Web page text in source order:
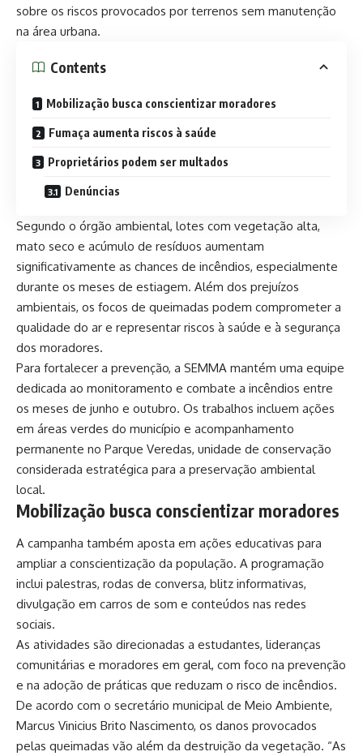
sobre os riscos provocados por terrenos sem manutenção
na área urbana.
Contents
Mobilização busca conscientizar moradores
Fumaça aumenta riscos à saúde
Proprietários podem ser multados
Denúncias
Segundo o órgão ambiental, lotes com vegetação alta,
mato seco e acúmulo de resíduos aumentam
significativamente as chances de incêndios, especialmente
durante os meses de estiagem. Além dos prejuízos
ambientais, os focos de queimadas podem comprometer a
qualidade do ar e representar riscos à saúde e à segurança
dos moradores.
Para fortalecer a prevenção, a SEMMA mantém uma equipe
dedicada ao monitoramento e combate a incêndios entre
os meses de junho e outubro. Os trabalhos incluem ações
em áreas verdes do município e acompanhamento
permanente no Parque Veredas, unidade de conservação
considerada estratégica para a preservação ambiental
local.
Mobilização busca conscientizar moradores
A campanha também aposta em ações educativas para
ampliar a conscientização da população. A programação
inclui palestras, rodas de conversa, blitz informativas,
divulgação em carros de som e conteúdos nas redes
sociais.
As atividades são direcionadas a estudantes, lideranças
comunitárias e moradores em geral, com foco na prevenção
e na adoção de práticas que reduzam o risco de incêndios.
De acordo com o secretário municipal de Meio Ambiente,
Marcus Vinicius Brito Nascimento, os danos provocados
pelas queimadas vão além da destruição da vegetação. “As